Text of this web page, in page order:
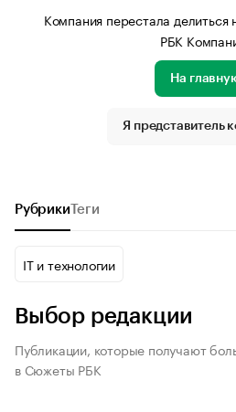
Источник изображения: Пресс-
Компания перестала делиться
РБК
На
Я представитель
Рубрики Теги
IT и технологии
Выбор редакции
Публикации, которые получают
в Сюжеты РБК